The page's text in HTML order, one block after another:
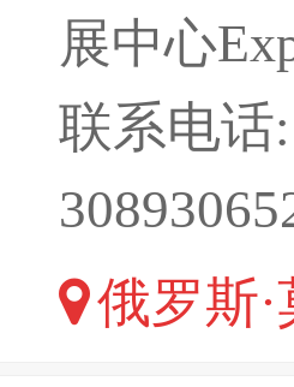
影响力
大油气展
来第26
能源部
权威性
展中心
联系电话
俄罗斯·